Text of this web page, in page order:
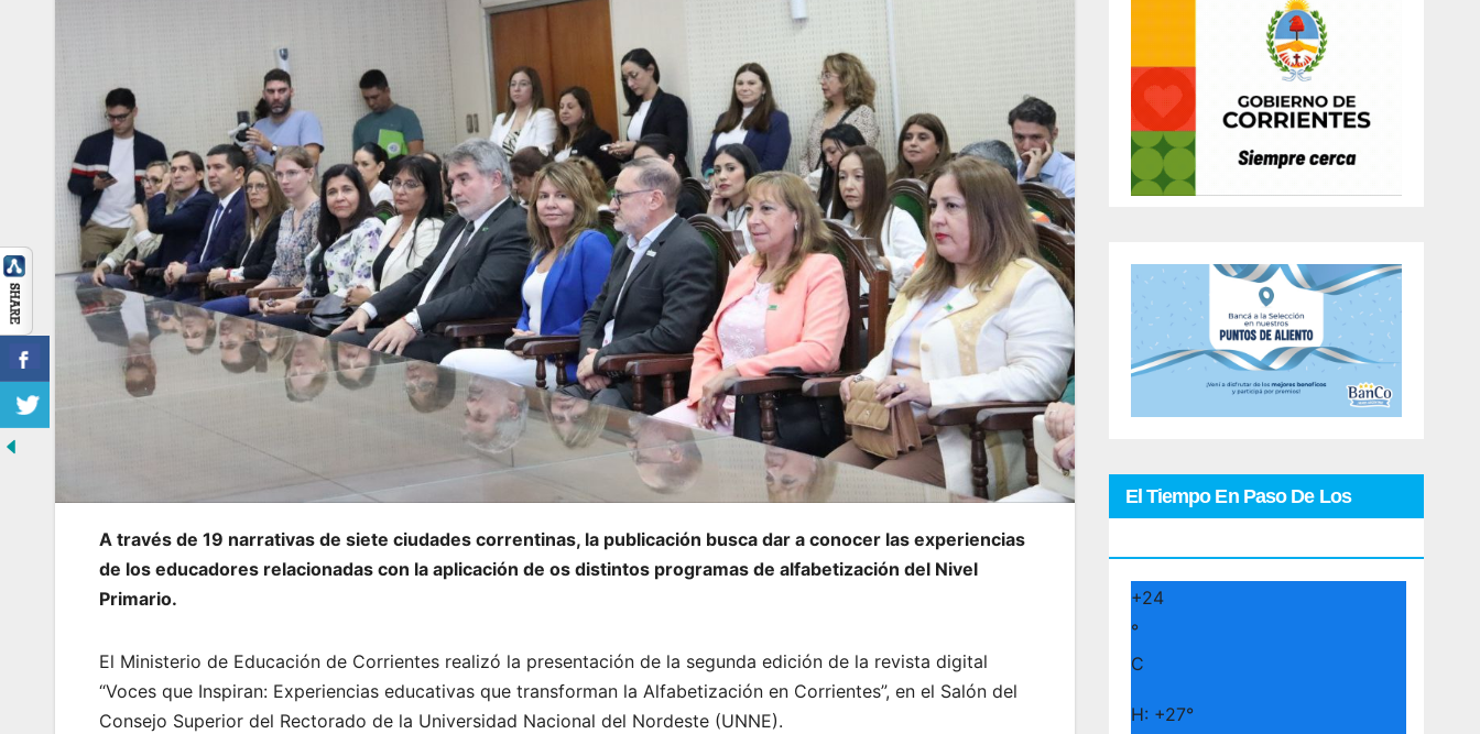
A través de 19 narrativas de siete ciudades correntinas, la publicación busca dar a conocer las experiencias
de los educadores relacionadas con la aplicación de os distintos programas de alfabetización del Nivel
Primario.
El Ministerio de Educación de Corrientes realizó la presentación de la segunda edición de la revista digital
“Voces que Inspiran: Experiencias educativas que transforman la Alfabetización en Corrientes”, en el Salón del
Consejo Superior del Rectorado de la Universidad Nacional del Nordeste (UNNE).
El Tiempo En Paso De Los
+24
°
C
H: +27°